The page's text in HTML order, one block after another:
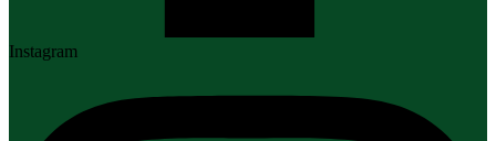
Instagram